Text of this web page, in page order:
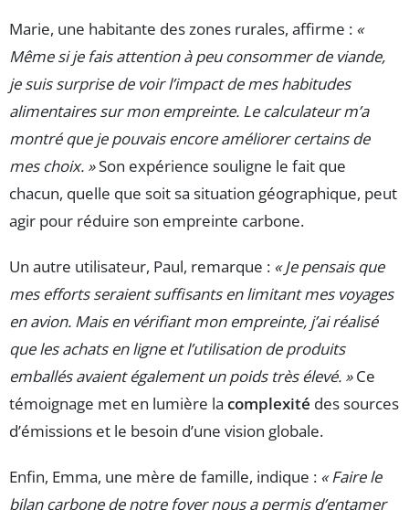
Marie, une habitante des zones rurales, affirme : «
Même si je fais attention à peu consommer de viande,
je suis surprise de voir l’impact de mes habitudes
alimentaires sur mon empreinte. Le calculateur m’a
montré que je pouvais encore améliorer certains de
mes choix. »Son expérience souligne le fait que
chacun, quelle que soit sa situation géographique, peut
agir pour réduire son empreinte carbone.
Un autre utilisateur, Paul, remarque : « Je pensais que
mes efforts seraient suffisants en limitant mes voyages
en avion. Mais en vérifiant mon empreinte, j’ai réalisé
que les achats en ligne et l’utilisation de produits
emballés avaient également un poids très élevé. »Ce
témoignage met en lumière la complexité des sources
d’émissions et le besoin d’une vision globale.
Enfin, Emma, une mère de famille, indique : « Faire le
bilan carbone de notre foyer nous a permis d’entamer